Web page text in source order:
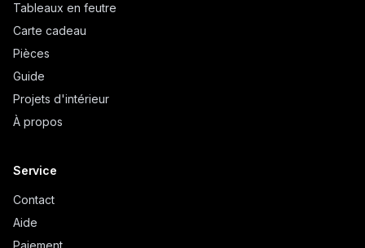
Tableaux en feutre
Carte cadeau
Pièces
Guide
Projets d'intérieur
À propos
Service
Contact
Aide